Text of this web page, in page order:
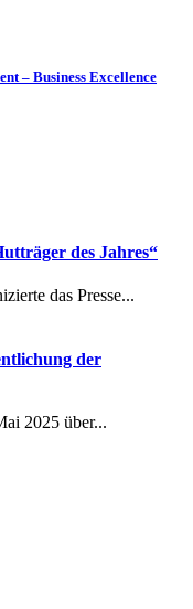
– Business Excellence
des Jahres“
das Presse...
der
2025 über...